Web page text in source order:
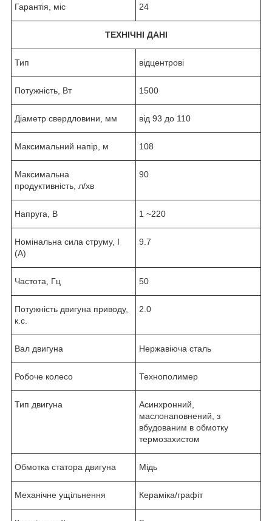
Гарантія, міс 24
ТЕХНІЧНІ ДАНІ
Тип відцентрові
Потужність, Вт 1500
Діаметр свердловини, мм від 93 до 110
Максимальний напір, м 108
Максимальна
продуктивність, л/хв
90
Напруга, В 1 ~220
Номінальна сила струму, I
(А)
9.7
Частота, Гц 50
Потужність двигуна приводу,
к.с.
2.0
Вал двигуна Нержавіюча сталь
Робоче колесо Технополимер
Тип двигуна
Асинхронний,
маслонаповнений, з
вбудованим в обмотку
термозахистом
Обмотка статора двигуна Мідь
Механічне ущільнення Кераміка/графіт